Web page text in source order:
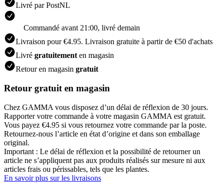
Livré par PostNL
Commandé avant 21:00, livré demain
Livraison pour €4.95. Livraison gratuite à partir de €50 d'achats
Livré gratuitement en magasin
Retour en magasin gratuit
Retour gratuit en magasin
Chez GAMMA vous disposez d’un délai de réflexion de 30 jours.
Rapporter votre commande à votre magasin GAMMA est gratuit.
Vous payez €4.95 si vous retournez votre commande par la poste.
Retournez-nous l’article en état d’origine et dans son emballage
original.
Important : Le délai de réflexion et la possibilité de retourner un
article ne s’appliquent pas aux produits réalisés sur mesure ni aux
articles frais ou périssables, tels que les plantes.
En savoir plus sur les livraisons